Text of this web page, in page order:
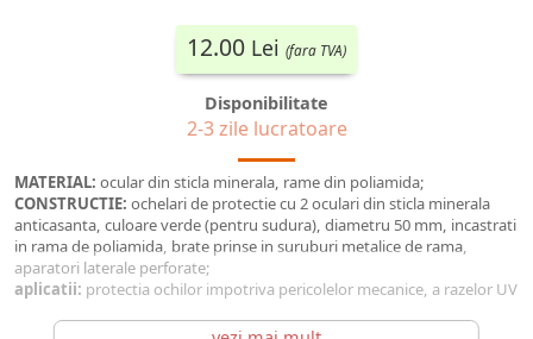
12.00 Lei (fara TVA)
Disponibilitate
2-3 zile lucratoare
MATERIAL: ocular din sticla minerala, rame din poliamida;
CONSTRUCTIE: ochelari de protectie cu 2 oculari din sticla minerala
anticasanta, culoare verde (pentru sudura), diametru 50 mm, incastrati
in rama de poliamida, brate prinse in suruburi metalice de rama,
aparatori laterale perforate;
aplicatii: protectia ochilor impotriva pericolelor mecanice, a razelor UV
MARCAJ:
lentile 5 SCS 1 CE / pe rama SGF 166 CE